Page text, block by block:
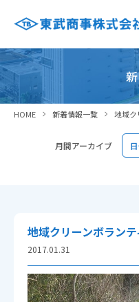
HOME 新着情報一覧 地域ク
月間アーカイブ
地域クリーンボラン
2017.01.31